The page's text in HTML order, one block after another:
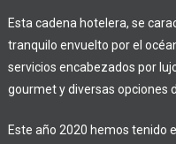
Esta cadena hotelera, se
tranquilo envuelto por el
servicios encabezados por
gourmet y diversas opciones
Este año 2020 hemos tenido